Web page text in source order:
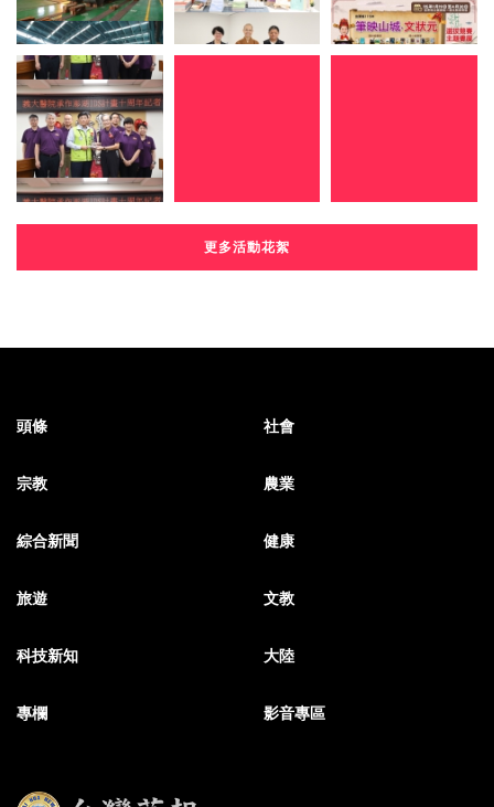
更多活動花絮
頭條 社會
宗教 農業
綜合新聞 健康
旅遊 文教
科技新知 大陸
專欄 影音專區